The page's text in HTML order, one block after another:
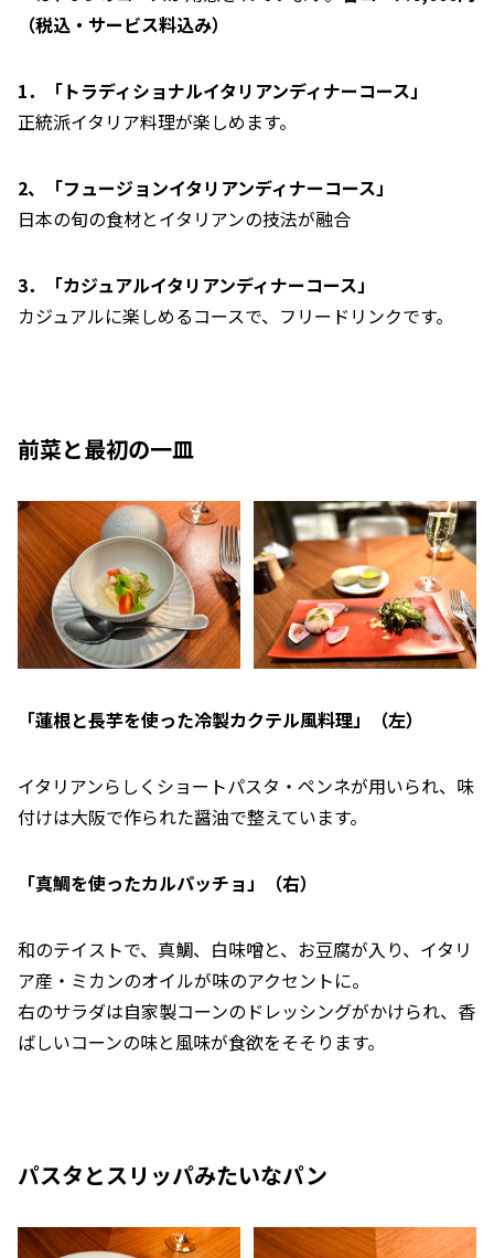
（税込・サービス料込み）
1．「トラディショナルイタリアンディナーコース」
正統派イタリア料理が楽しめます。
2、「フュージョンイタリアンディナーコース」
日本の旬の食材とイタリアンの技法が融合
3．「カジュアルイタリアンディナーコース」
カジュアルに楽しめるコースで、フリードリンクです。
前菜と最初の一皿
「蓮根と長芋を使った冷製カクテル風料理」（左）
イタリアンらしくショートパスタ・ペンネが用いられ、味
付けは大阪で作られた醤油で整えています。
「真鯛を使ったカルパッチョ」（右）
和のテイストで、真鯛、白味噌と、お豆腐が入り、イタリ
ア産・ミカンのオイルが味のアクセントに。
右のサラダは自家製コーンのドレッシングがかけられ、香
ばしいコーンの味と風味が食欲をそそります。
パスタとスリッパみたいなパン